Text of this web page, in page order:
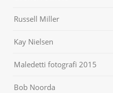
Russell Miller
Kay Nielsen
Maledetti fotografi 2015
Bob Noorda